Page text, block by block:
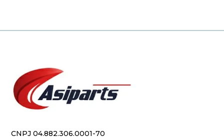
CNPJ 04.882.306.0001-70